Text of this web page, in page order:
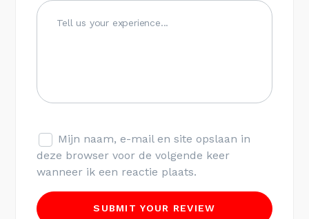
Mijn naam, e-mail en site opslaan in
deze browser voor de volgende keer
wanneer ik een reactie plaats.